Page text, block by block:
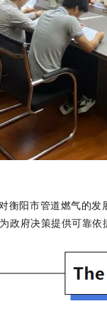
衡阳市管道燃气的
政府决策提供可靠依